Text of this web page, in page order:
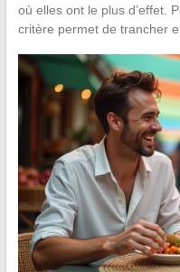
où elles ont le plus d’effet.
critère permet de trancher